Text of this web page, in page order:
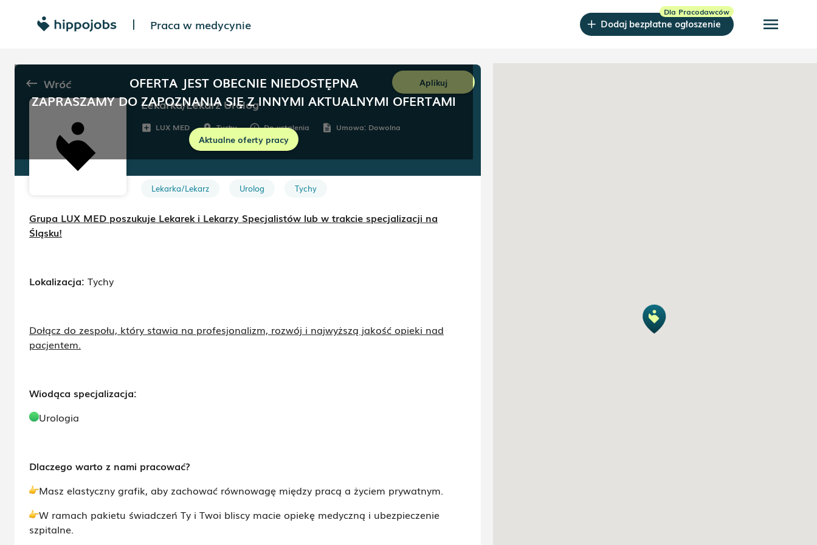
| Praca w medycynie Dodaj bezpłatne ogłoszenie menu
OFERTA JEST OBECNIE NIEDOSTĘPNA
ZAPRASZAMY DO ZAPOZNANIA SIĘ Z INNYMI AKTUALNYMI OFERTAMI
Aktualne oferty pracy
keyboard_backspace Wróć Aplikuj
Lekarka/Lekarz Urolog
add_box LUX MED room Tychy schedule Do ustalenia description Umowa: Dowolna
Lekarka/Lekarz Urolog Tychy
Grupa LUX MED poszukuje Lekarek i Lekarzy Specjalistów lub w trakcie specjalizacji na
Śląsku!
Lokalizacja: Tychy
Dołącz do zespołu, który stawia na profesjonalizm, rozwój i najwyższą jakość opieki nad
pacjentem.
Wiodąca specjalizacja:
Urologia
Dlaczego warto z nami pracować?
Masz elastyczny grafik, aby zachować równowagę między pracą a życiem prywatnym.
W ramach pakietu świadczeń Ty i Twoi bliscy macie opiekę medyczną i ubezpieczenie
szpitalne.